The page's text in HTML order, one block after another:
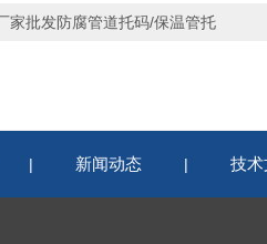
家批发防腐管道托码/保温管托
| 新闻动态 | 技